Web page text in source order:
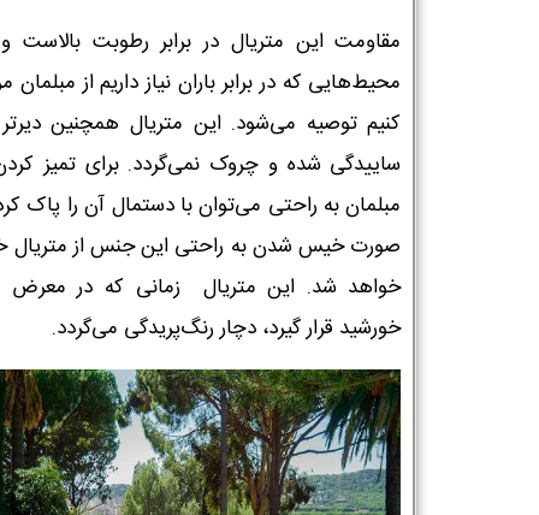
مقاومت این متریال در برابر رطوبت بالاست
محیط‌هایی که در برابر باران نیاز داریم از مبلمان
کنیم توصیه می‌شود. این متریال همچنین
ساییدگی شده و چروک نمی‌گردد. برای تمیز
مبلمان به راحتی می‌توان با دستمال آن را پاک
صورت خیس شدن به راحتی این جنس از
خواهد شد. این متریال زمانی که در معرض
خورشید قرار گیرد، دچار رنگ‌پریدگی می‌گردد.